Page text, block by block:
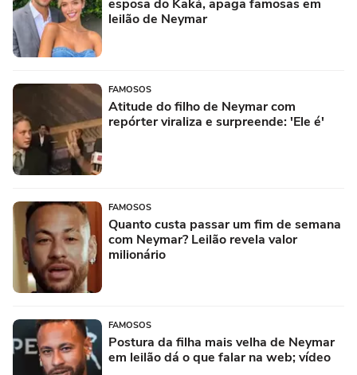
esposa do Kaká, apaga famosas em
leilão de Neymar
FAMOSOS
Atitude do filho de Neymar com
repórter viraliza e surpreende: 'Ele é'
FAMOSOS
Quanto custa passar um fim de semana
com Neymar? Leilão revela valor
milionário
FAMOSOS
Postura da filha mais velha de Neymar
em leilão dá o que falar na web; vídeo